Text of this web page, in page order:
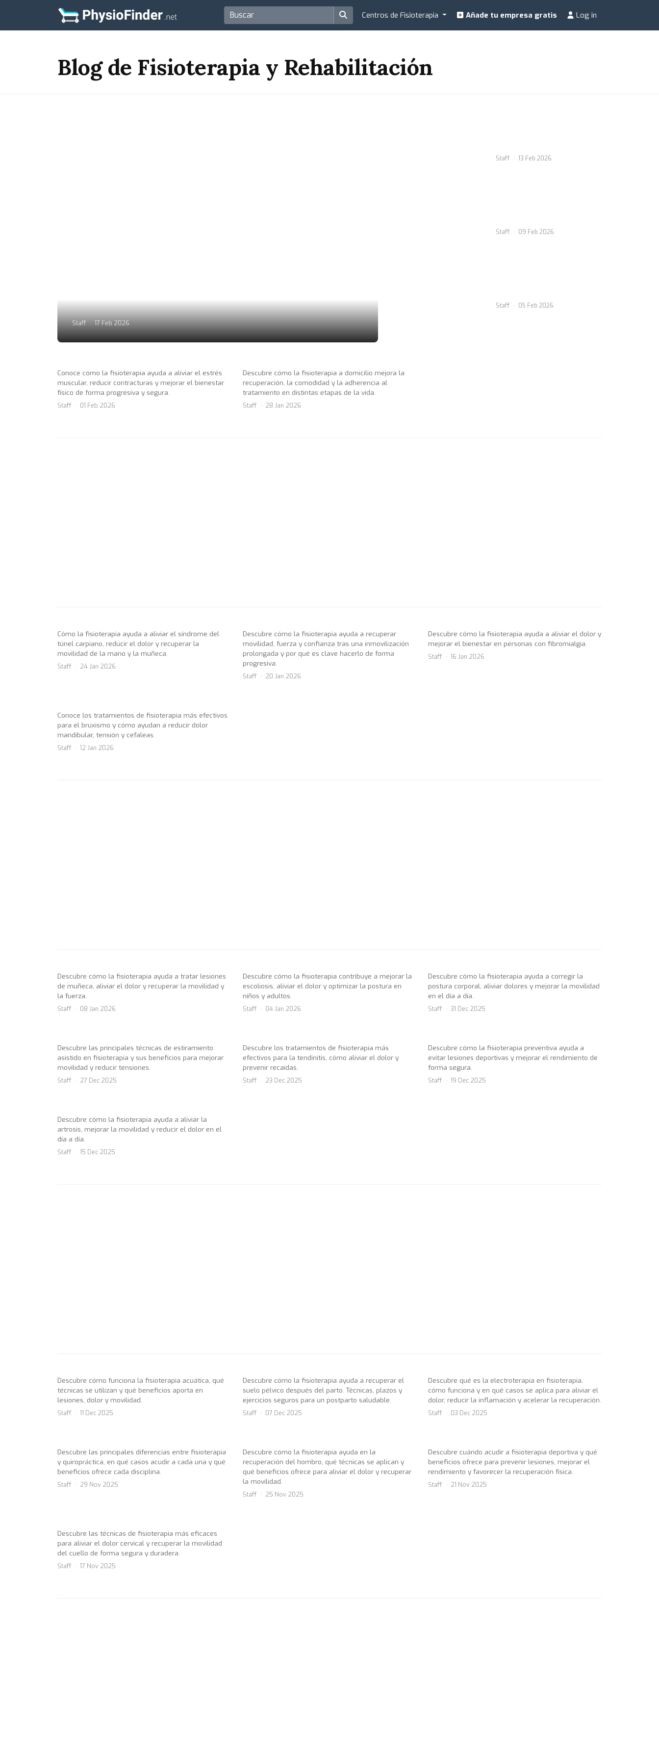
Centros de Fisioterapia Añade tu empresa gratis Log in
Blog de Fisioterapia y Rehabilitación
Staff 17 Feb 2026
Staff 13 Feb 2026
Staff 09 Feb 2026
Staff 05 Feb 2026
Conoce cómo la fisioterapia ayuda a aliviar el estrés
muscular, reducir contracturas y mejorar el bienestar
físico de forma progresiva y segura.
Staff 01 Feb 2026
Descubre cómo la fisioterapia a domicilio mejora la
recuperación, la comodidad y la adherencia al
tratamiento en distintas etapas de la vida.
Staff 28 Jan 2026
Cómo la fisioterapia ayuda a aliviar el síndrome del
túnel carpiano, reducir el dolor y recuperar la
movilidad de la mano y la muñeca.
Staff 24 Jan 2026
Descubre cómo la fisioterapia ayuda a recuperar
movilidad, fuerza y confianza tras una inmovilización
prolongada y por qué es clave hacerlo de forma
progresiva.
Staff 20 Jan 2026
Descubre cómo la fisioterapia ayuda a aliviar el dolor y
mejorar el bienestar en personas con fibromialgia.
Staff 16 Jan 2026
Conoce los tratamientos de fisioterapia más efectivos
para el bruxismo y cómo ayudan a reducir dolor
mandibular, tensión y cefaleas.
Staff 12 Jan 2026
Descubre cómo la fisioterapia ayuda a tratar lesiones
de muñeca, aliviar el dolor y recuperar la movilidad y
la fuerza.
Staff 08 Jan 2026
Descubre cómo la fisioterapia contribuye a mejorar la
escoliosis, aliviar el dolor y optimizar la postura en
niños y adultos.
Staff 04 Jan 2026
Descubre cómo la fisioterapia ayuda a corregir la
postura corporal, aliviar dolores y mejorar la movilidad
en el día a día.
Staff 31 Dec 2025
Descubre las principales técnicas de estiramiento
asistido en fisioterapia y sus beneficios para mejorar
movilidad y reducir tensiones.
Staff 27 Dec 2025
Descubre los tratamientos de fisioterapia más
efectivos para la tendinitis, cómo aliviar el dolor y
prevenir recaídas.
Staff 23 Dec 2025
Descubre cómo la fisioterapia preventiva ayuda a
evitar lesiones deportivas y mejorar el rendimiento de
forma segura.
Staff 19 Dec 2025
Descubre cómo la fisioterapia ayuda a aliviar la
artrosis, mejorar la movilidad y reducir el dolor en el
día a día.
Staff 15 Dec 2025
Descubre cómo funciona la fisioterapia acuática, qué
técnicas se utilizan y qué beneficios aporta en
lesiones, dolor y movilidad.
Staff 11 Dec 2025
Descubre cómo la fisioterapia ayuda a recuperar el
suelo pélvico después del parto. Técnicas, plazos y
ejercicios seguros para un postparto saludable.
Staff 07 Dec 2025
Descubre qué es la electroterapia en fisioterapia,
cómo funciona y en qué casos se aplica para aliviar el
dolor, reducir la inflamación y acelerar la recuperación.
Staff 03 Dec 2025
Descubre las principales diferencias entre fisioterapia
y quiropráctica, en qué casos acudir a cada una y qué
beneficios ofrece cada disciplina.
Staff 29 Nov 2025
Descubre cómo la fisioterapia ayuda en la
recuperación del hombro, qué técnicas se aplican y
qué beneficios ofrece para aliviar el dolor y recuperar
la movilidad.
Staff 25 Nov 2025
Descubre cuándo acudir a fisioterapia deportiva y qué
beneficios ofrece para prevenir lesiones, mejorar el
rendimiento y favorecer la recuperación física.
Staff 21 Nov 2025
Descubre las técnicas de fisioterapia más eficaces
para aliviar el dolor cervical y recuperar la movilidad
del cuello de forma segura y duradera.
Staff 17 Nov 2025